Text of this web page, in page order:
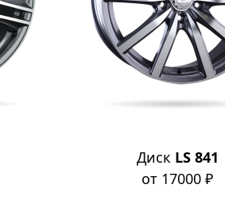
Диск LS 841
от 17000 ₽